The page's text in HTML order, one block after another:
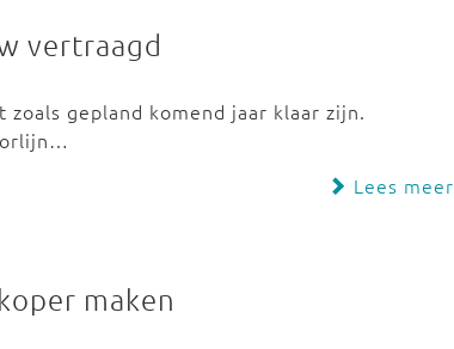
vertraagd
gepland komend jaar klaar zijn.
Lees meer
maken